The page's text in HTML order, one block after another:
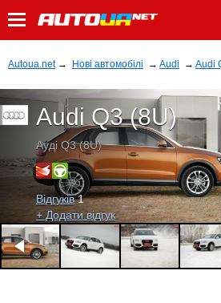
Autoua.net → Нові автомобілі → Audi → Audi
Audi Q3 (8U)
Ауді Q3 (8U)
Відгуків 1
+ Додати відгук